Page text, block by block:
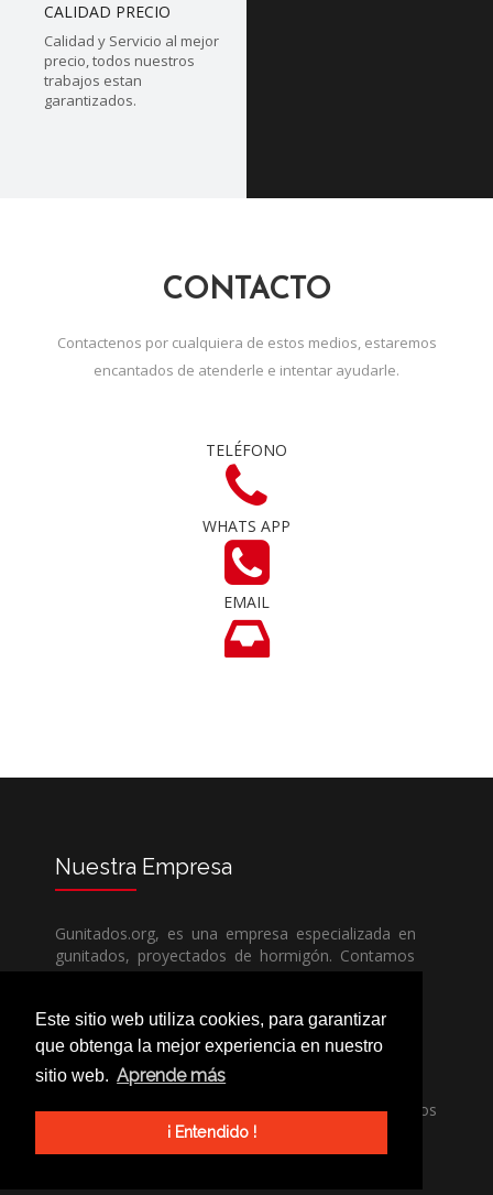
Este sitio web utiliza cookies, para garantizar
que obtenga la mejor experiencia en nuestro
sitio web. Aprende más
¡ Entendido !
CALIDAD PRECIO
Calidad y Servicio al mejor
precio, todos nuestros
trabajos estan
garantizados.
CONTACTO
Contactenos por cualquiera de estos medios, estaremos
encantados de atenderle e intentar ayudarle.
TELÉFONO
WHATS APP
EMAIL
Nuestra Empresa
Gunitados.org, es una empresa especializada en
gunitados, proyectados de hormigón. Contamos
con todos los medios humanos y técnicos, para
competencia.
Si necesita una empresa de gunitados, no dude
en llamarnos, nuestros técnicos estran encantados
de poder ayudarle, ya sea usted particular o
profesional.